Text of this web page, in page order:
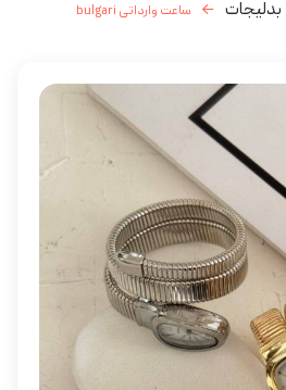
بدلیجات ساعت وارداتی bulgari